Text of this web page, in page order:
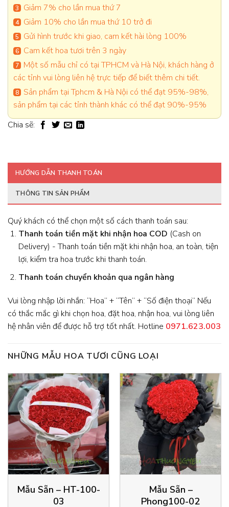
Giảm 7% cho lần mua thứ 7
Giảm 10% cho lần mua thứ 10 trở đi
Gửi hình trước khi giao, cam kết hài lòng 100%
Cam kết hoa tươi trên 3 ngày
Một số mẫu chỉ có tại TPHCM và Hà Nội, khách hàng ở
các tỉnh vui lòng liên hệ trực tiếp để biết thêm chi tiết.
Sản phẩm tại Tphcm & Hà Nội có thể đạt 95%-98%,
sản phẩm tại các tỉnh thành khác có thể đạt 90%-95%
Chia sẽ:
HƯỚNG DẪN THANH TOÁN
THÔNG TIN SẢN PHẨM
Quý khách có thể chọn một số cách thanh toán sau:
Thanh toán tiền mặt khi nhận hoa COD (Cash on
Delivery) - Thanh toán tiền mặt khi nhận hoa, an toàn, tiện
lợi, kiểm tra hoa trước khi thanh toán.
Thanh toán chuyển khoản qua ngân hàng
Vui lòng nhập lời nhắn: “Hoa” + “Tên” + “Số điện thoại” Nếu
có thắc mắc gì khi chọn hoa, đặt hoa, nhận hoa, vui lòng liên
hệ nhân viên để được hỗ trợ tốt nhất. Hotline 0971.623.003
NHỮNG MẪU HOA TƯƠI CŨNG LOẠI
Mẫu Sẵn – HT-100-
03
Mẫu Sẵn –
Phong100-02